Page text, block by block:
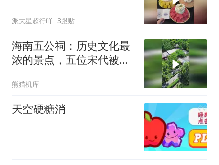
派大星超行吖 3跟贴
海南五公祠：历史文化最
浓的景点，五位宋代被贬
熊猫机库
天空硬糖消